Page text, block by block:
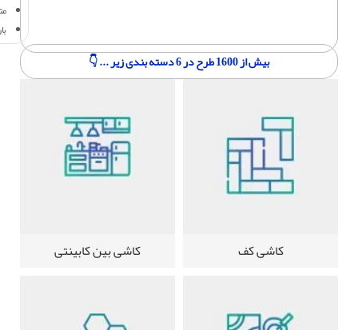
بیش از 1600 طرح در 6 دسته بندی زیر ... 👇
کاشی کف کاشی بین کابینتی